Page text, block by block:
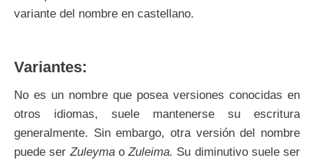
variante del nombre en castellano.
Variantes:
No es un nombre que posea versiones conocidas en
otros idiomas, suele mantenerse su escritura
generalmente. Sin embargo, otra versión del nombre
puede serZuleymaoZuleima. Su diminutivo suele ser